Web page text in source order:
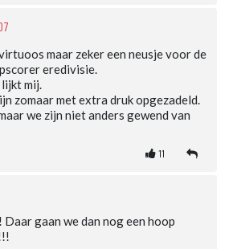
maar zeker een neusje voor de
eredivisie.
mij.
zomaar met extra druk opgezadeld.
we zijn niet anders gewend van
11
gaan we dan nog een hoop